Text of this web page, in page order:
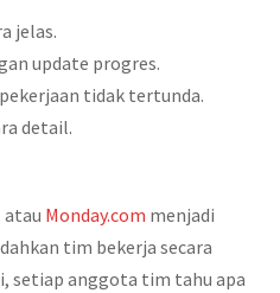
jelas.
update progres.
tidak tertunda.
detail.
atau Monday.com menjadi
tim bekerja secara
setiap anggota tim tahu apa